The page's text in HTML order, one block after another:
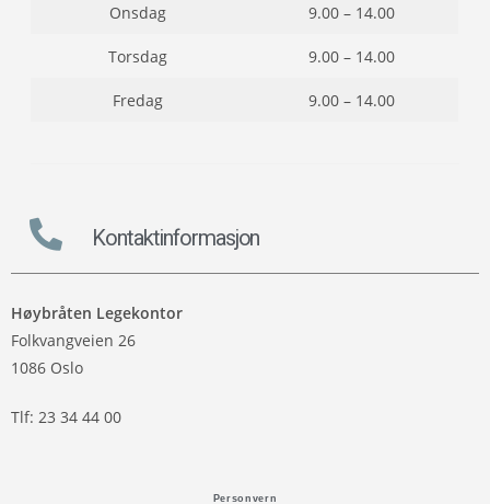
Onsdag 9.00 – 14.00
Torsdag 9.00 – 14.00
Fredag 9.00 – 14.00
Kontaktinformasjon
Høybråten Legekontor
Folkvangveien 26
1086 Oslo
Tlf: 23 34 44 00
Personvern